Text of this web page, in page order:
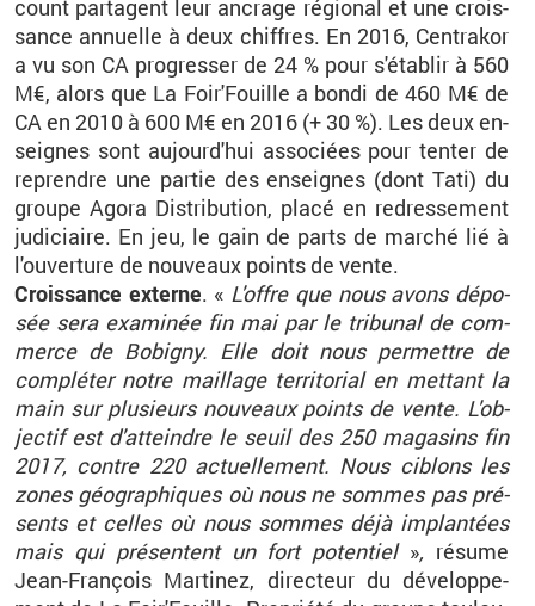
count par­tagent leur an­crage ré­gio­nal et une crois­
sance an­nuelle à deux chiffres. En 2016, Cen­tra­kor
a vu son CA pro­gres­ser de 24 % pour s'éta­blir à 560
M€, alors que La Foir'Fouille a bondi de 460 M€ de
CA en 2010 à 600 M€ en 2016 (+ 30 %). Les deux en­
seignes sont au­jour­d'hui as­so­ciées pour ten­ter de
re­prendre une par­tie des en­seignes (dont Tati) du
groupe Agora Dis­tri­bu­tion, placé en re­dres­se­ment
ju­di­ciaire. En jeu, le gain de parts de mar­ché lié à
l'ou­ver­ture de nou­veaux points de vente.
Crois­sance ex­terne. « L'offre que nous avons dé­po­
sée sera exa­mi­née fin mai par le tri­bu­nal de com­
merce de Bo­bi­gny. Elle doit nous per­mettre de
com­plé­ter notre maillage ter­ri­to­rial en met­tant la
main sur plu­sieurs nou­veaux points de vente. L'ob­
jec­tif est d'at­teindre le seuil des 250 ma­ga­sins fin
2017, contre 220 ac­tuel­le­ment. Nous ci­blons les
zones géo­gra­phiques où nous ne sommes pas pré­
sents et celles où nous sommes déjà im­plan­tées
mais qui pré­sentent un fort po­ten­tiel », ré­sume
Jean-Fran­çois Mar­ti­nez, di­rec­teur du dé­ve­lop­pe­